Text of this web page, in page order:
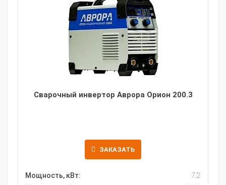
Сварочный инвертор Аврора Орион 200.3
ЗАКАЗАТЬ
Мощность, кВт:
7.2